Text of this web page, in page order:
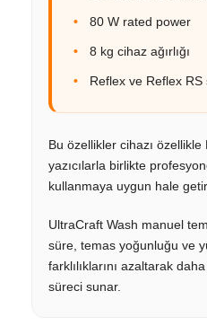
80 W rated power
8 kg cihaz ağırlığı
Reflex ve Reflex
Bu özellikler cihazı
yazıcılarla birlikte
kullanmaya uygun hale
UltraCraft Wash manuel
süre, temas yoğunluğu ve
farklılıklarını azaltarak
süreci sunar.